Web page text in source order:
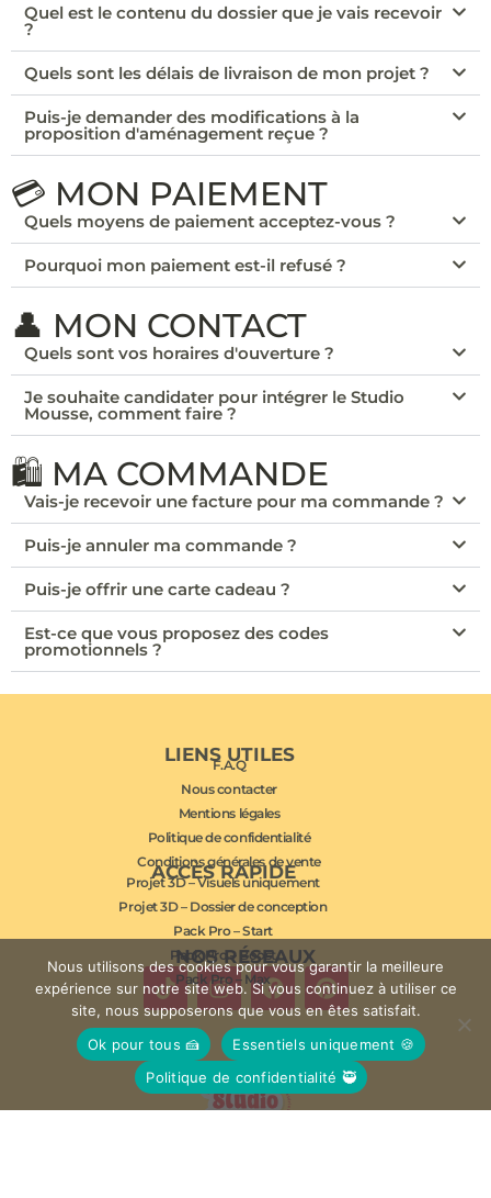
Quel est le contenu du dossier que je vais recevoir
?
Quels sont les délais de livraison de mon projet ?
Puis-je demander des modifications à la
proposition d'aménagement reçue ?
💳 MON PAIEMENT
Quels moyens de paiement acceptez-vous ?
Pourquoi mon paiement est-il refusé ?
👤 MON CONTACT
Quels sont vos horaires d'ouverture ?
Je souhaite candidater pour intégrer le Studio
Mousse, comment faire ?
🛍️ MA COMMANDE
Vais-je recevoir une facture pour ma commande ?
Puis-je annuler ma commande ?
Puis-je offrir une carte cadeau ?
Est-ce que vous proposez des codes
promotionnels ?
NOS RÉSEAUX
ACCÈS RAPIDE
Projet 3D – Visuels uniquement
Projet 3D – Dossier de conception
Pack Pro – Start
Pack Pro – Boost
Pack Pro – Max
LIENS UTILES
F.A.Q
Nous contacter
Mentions légales
Politique de confidentialité
Conditions générales de vente
Nous utilisons des cookies pour vous garantir la meilleure
expérience sur notre site web. Si vous continuez à utiliser ce
site, nous supposerons que vous en êtes satisfait.
Ok pour tous 🍰
Essentiels uniquement 🍪
Politique de confidentialité 🥷